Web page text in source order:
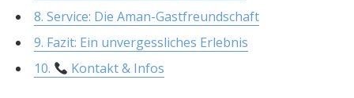
8. Service: Die Aman-Gastfreundschaft
9. Fazit: Ein unvergessliches Erlebnis
10.
Kontakt & Infos